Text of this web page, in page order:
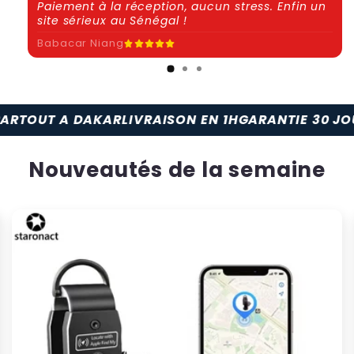
Paiement à la réception, aucun stress. Enfin un
site sérieux au Sénégal !
Babacar Niang
LIVRAISON EN 1HGARANTIE 30 JOURS
Nouveautés de la semaine